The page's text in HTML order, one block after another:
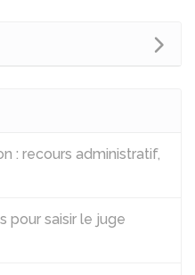
: recours administratif,
pour saisir le juge